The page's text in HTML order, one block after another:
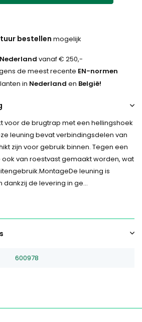
bestellen mogelijk
Nederland vanaf € 250,-
de meest recente EN-normen
in Nederland en België!
voor de brugtrap met een hellingshoek
leuning bevat verbindingsdelen van
zijn voor gebruik binnen. Tegen een
van roestvast gemaakt worden, wat
leuning is
de levering in ge...
600978